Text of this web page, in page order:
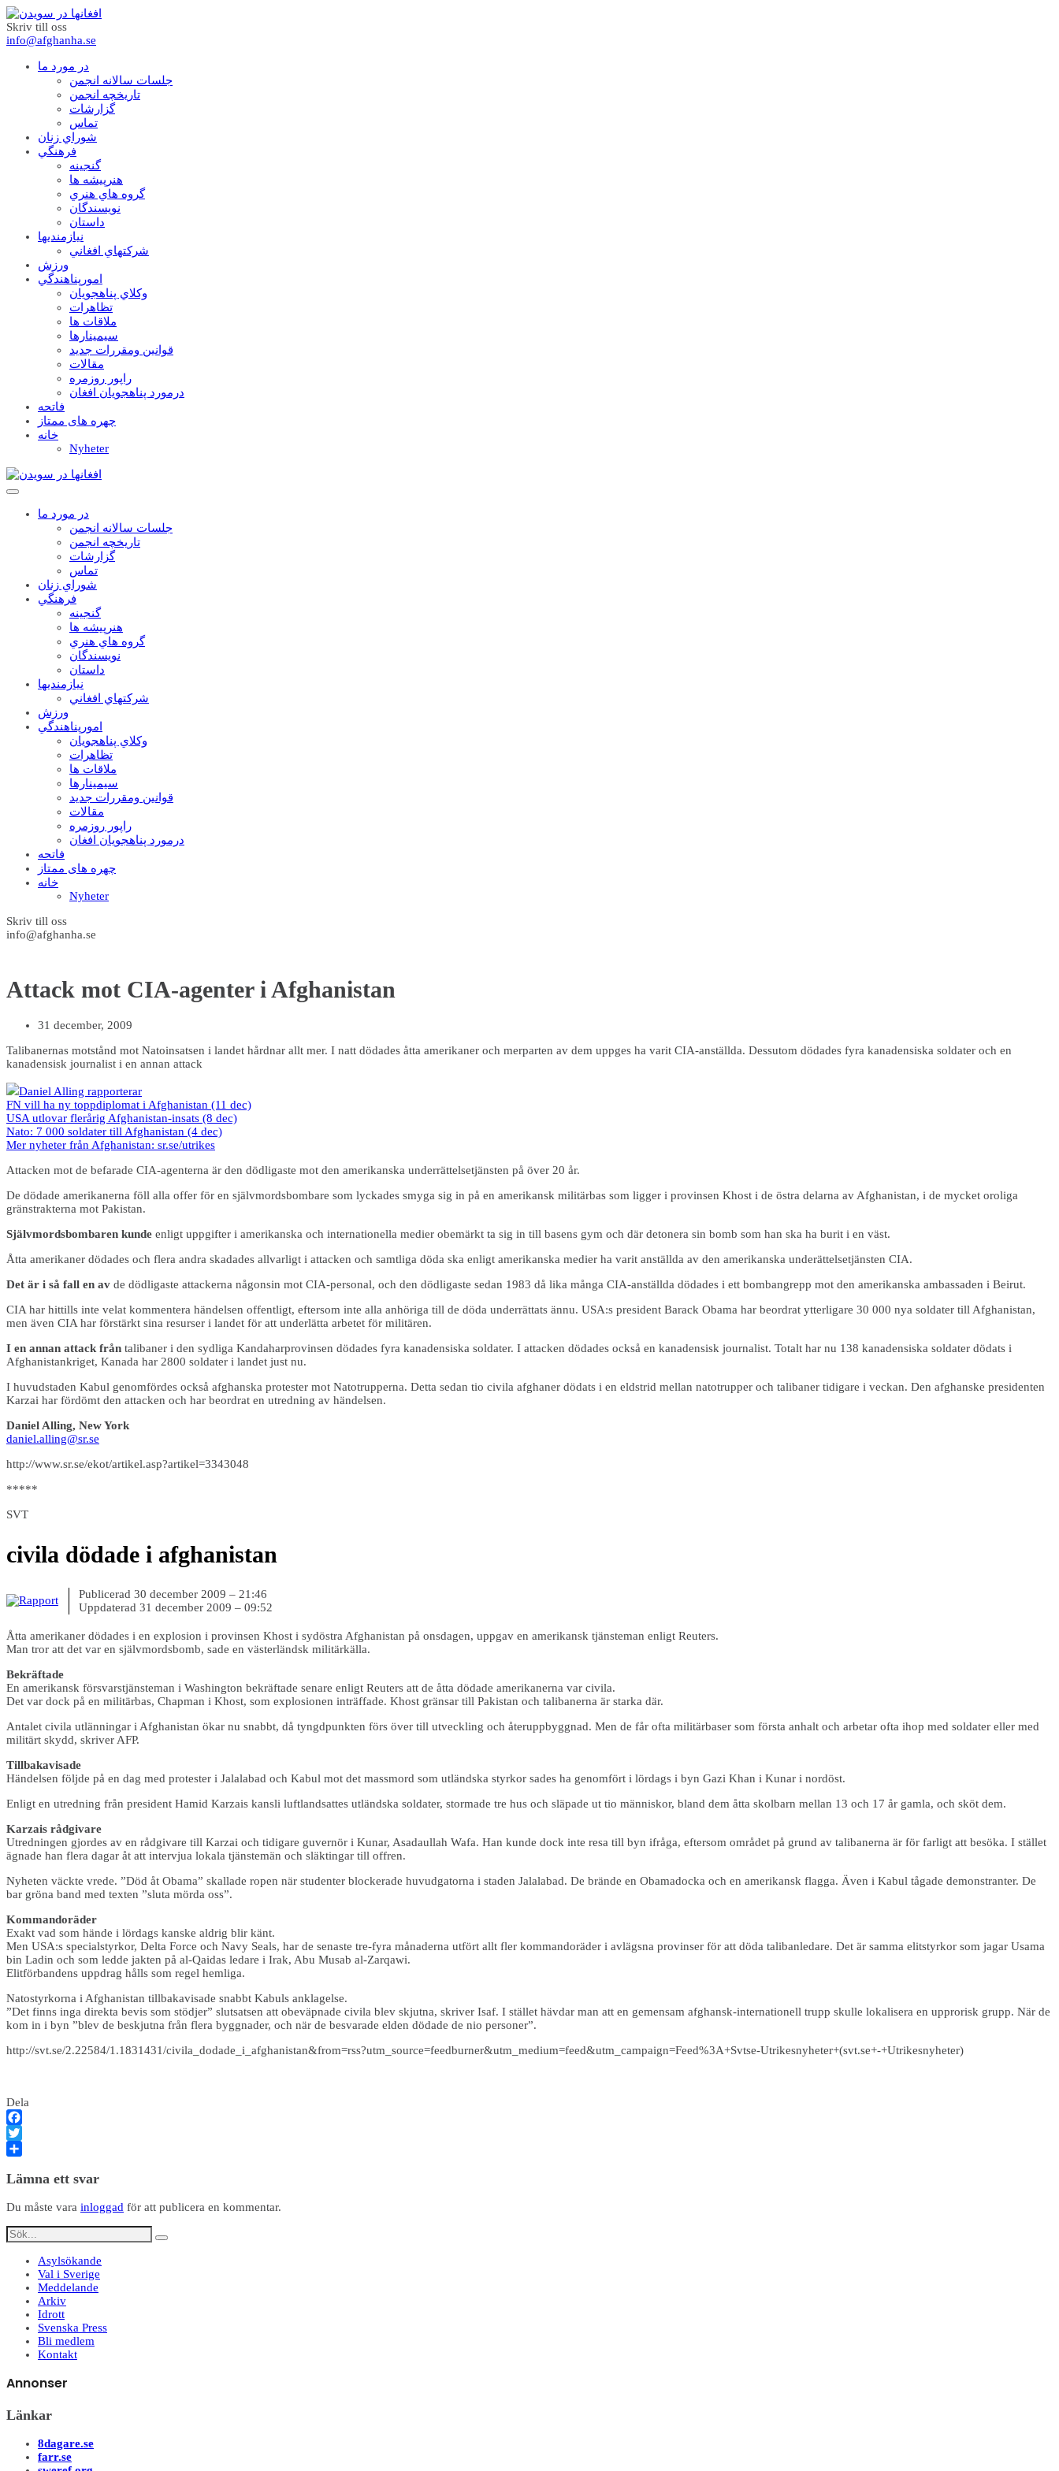
Skriv till oss
info@afghanha.se
در مورد ما
جلسات سالانه انجمن
تاریخچه انجمن
گزارشات
تماس
شوراي زنان
فرهنگي
گنجينه
هنرپيشه ها
گروه هاي هنري
نويسندگان
داستان
نيازمنديها
شرکتهاي افغاني
ورزش
امورپناهندگي
وکلاي پناهجويان
تظاهرات
ملاقات ها
سيمينارها
قوانين ومقررات جديد
مقالات
راپور روزمره
درمورد پناهجويان افغان
فاتحه
چهره های ممتاز
خانه
Nyheter
در مورد ما
جلسات سالانه انجمن
تاریخچه انجمن
گزارشات
تماس
شوراي زنان
فرهنگي
گنجينه
هنرپيشه ها
گروه هاي هنري
نويسندگان
داستان
نيازمنديها
شرکتهاي افغاني
ورزش
امورپناهندگي
وکلاي پناهجويان
تظاهرات
ملاقات ها
سيمينارها
قوانين ومقررات جديد
مقالات
راپور روزمره
درمورد پناهجويان افغان
فاتحه
چهره های ممتاز
خانه
Nyheter
Skriv till oss
info@afghanha.se
Attack mot CIA-agenter i Afghanistan
31 december, 2009
Talibanernas motstånd mot Natoinsatsen i landet hårdnar allt mer. I natt dödades åtta amerikaner och merparten av dem uppges ha varit CIA-anställda. Dessutom dödades fyra kanadensiska soldater och en
kanadensisk journalist i en annan attack
Daniel Alling rapporterar
FN vill ha ny toppdiplomat i Afghanistan (11 dec)
USA utlovar flerårig Afghanistan-insats (8 dec)
Nato: 7 000 soldater till Afghanistan (4 dec)
Mer nyheter från Afghanistan: sr.se/utrikes
Attacken mot de befarade CIA-agenterna är den dödligaste mot den amerikanska underrättelsetjänsten på över 20 år.
De dödade amerikanerna föll alla offer för en självmordsbombare som lyckades smyga sig in på en amerikansk militärbas som ligger i provinsen Khost i de östra delarna av Afghanistan, i de mycket oroliga
gränstrakterna mot Pakistan.
Självmordsbombaren kunde enligt uppgifter i amerikanska och internationella medier obemärkt ta sig in till basens gym och där detonera sin bomb som han ska ha burit i en väst.
Åtta amerikaner dödades och flera andra skadades allvarligt i attacken och samtliga döda ska enligt amerikanska medier ha varit anställda av den amerikanska underättelsetjänsten CIA.
Det är i så fall en av de dödligaste attackerna någonsin mot CIA-personal, och den dödligaste sedan 1983 då lika många CIA-anställda dödades i ett bombangrepp mot den amerikanska ambassaden i Beirut.
CIA har hittills inte velat kommentera händelsen offentligt, eftersom inte alla anhöriga till de döda underrättats ännu. USA:s president Barack Obama har beordrat ytterligare 30 000 nya soldater till Afghanistan,
men även CIA har förstärkt sina resurser i landet för att underlätta arbetet för militären.
I en annan attack från talibaner i den sydliga Kandaharprovinsen dödades fyra kanadensiska soldater. I attacken dödades också en kanadensisk journalist. Totalt har nu 138 kanadensiska soldater dödats i
Afghanistankriget, Kanada har 2800 soldater i landet just nu.
I huvudstaden Kabul genomfördes också afghanska protester mot Natotrupperna. Detta sedan tio civila afghaner dödats i en eldstrid mellan natotrupper och talibaner tidigare i veckan. Den afghanske presidenten
Karzai har fördömt den attacken och har beordrat en utredning av händelsen.
Daniel Alling, New York
daniel.alling@sr.se
http://www.sr.se/ekot/artikel.asp?artikel=3343048
*****
SVT
civila dödade i afghanistan
Publicerad 30 december 2009 – 21:46
Uppdaterad 31 december 2009 – 09:52
Åtta amerikaner dödades i en explosion i provinsen Khost i sydöstra Afghanistan på onsdagen, uppgav en amerikansk tjänsteman enligt Reuters.
Man tror att det var en självmordsbomb, sade en västerländsk militärkälla.
Bekräftade
En amerikansk försvarstjänsteman i Washington bekräftade senare enligt Reuters att de åtta dödade amerikanerna var civila.
Det var dock på en militärbas, Chapman i Khost, som explosionen inträffade. Khost gränsar till Pakistan och talibanerna är starka där.
Antalet civila utlänningar i Afghanistan ökar nu snabbt, då tyngdpunkten förs över till utveckling och återuppbyggnad. Men de får ofta militärbaser som första anhalt och arbetar ofta ihop med soldater eller med
militärt skydd, skriver AFP.
Tillbakavisade
Händelsen följde på en dag med protester i Jalalabad och Kabul mot det massmord som utländska styrkor sades ha genomfört i lördags i byn Gazi Khan i Kunar i nordöst.
Enligt en utredning från president Hamid Karzais kansli luftlandsattes utländska soldater, stormade tre hus och släpade ut tio människor, bland dem åtta skolbarn mellan 13 och 17 år gamla, och sköt dem.
Karzais rådgivare
Utredningen gjordes av en rådgivare till Karzai och tidigare guvernör i Kunar, Asadaullah Wafa. Han kunde dock inte resa till byn ifråga, eftersom området på grund av talibanerna är för farligt att besöka. I stället
ägnade han flera dagar åt att intervjua lokala tjänstemän och släktingar till offren.
Nyheten väckte vrede. ”Död åt Obama” skallade ropen när studenter blockerade huvudgatorna i staden Jalalabad. De brände en Obamadocka och en amerikansk flagga. Även i Kabul tågade demonstranter. De
bar gröna band med texten ”sluta mörda oss”.
Kommandoräder
Exakt vad som hände i lördags kanske aldrig blir känt.
Men USA:s specialstyrkor, Delta Force och Navy Seals, har de senaste tre-fyra månaderna utfört allt fler kommandoräder i avlägsna provinser för att döda talibanledare. Det är samma elitstyrkor som jagar Usama
bin Ladin och som ledde jakten på al-Qaidas ledare i Irak, Abu Musab al-Zarqawi.
Elitförbandens uppdrag hålls som regel hemliga.
Natostyrkorna i Afghanistan tillbakavisade snabbt Kabuls anklagelse.
”Det finns inga direkta bevis som stödjer” slutsatsen att obeväpnade civila blev skjutna, skriver Isaf. I stället hävdar man att en gemensam afghansk-internationell trupp skulle lokalisera en upprorisk grupp. När de
kom in i byn ”blev de beskjutna från flera byggnader, och när de besvarade elden dödade de nio personer”.
http://svt.se/2.22584/1.1831431/civila_dodade_i_afghanistan&from=rss?utm_source=feedburner&utm_medium=feed&utm_campaign=Feed%3A+Svtse-Utrikesnyheter+(svt.se+-+Utrikesnyheter)
Dela
Facebook
Twitter
Lämna ett svar
Du måste vara inloggad för att publicera en kommentar.
Asylsökande
Val i Sverige
Meddelande
Arkiv
Idrott
Svenska Press
Bli medlem
Kontakt
Annonser
Länkar
8dagare.se
farr.se